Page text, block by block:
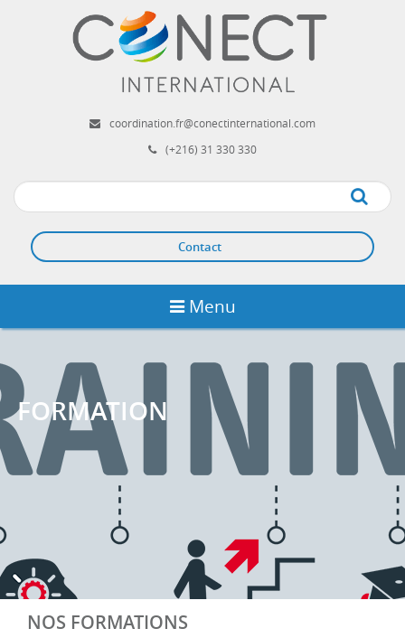
coordination.fr@conectinternational.com
(+216) 31 330 330
Apply
Contact
Menu
FORMATION
NOS FORMATIONS